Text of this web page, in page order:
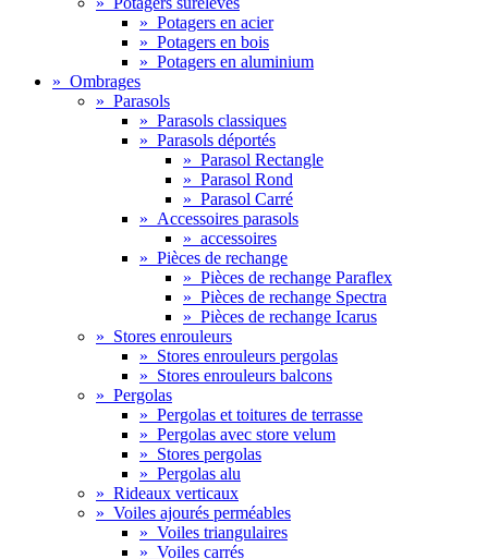
» Potagers en acier
» Potagers en bois
» Potagers en aluminium
» Ombrages
» Parasols
» Parasols classiques
» Parasols déportés
» Parasol Rectangle
» Parasol Rond
» Parasol Carré
» Accessoires parasols
» accessoires
» Pièces de rechange
» Pièces de rechange Paraflex
» Pièces de rechange Spectra
» Pièces de rechange Icarus
» Stores enrouleurs
» Stores enrouleurs pergolas
» Stores enrouleurs balcons
» Pergolas
» Pergolas et toitures de terrasse
» Pergolas avec store velum
» Stores pergolas
» Pergolas alu
» Rideaux verticaux
» Voiles ajourés perméables
» Voiles triangulaires
» Voiles carrés